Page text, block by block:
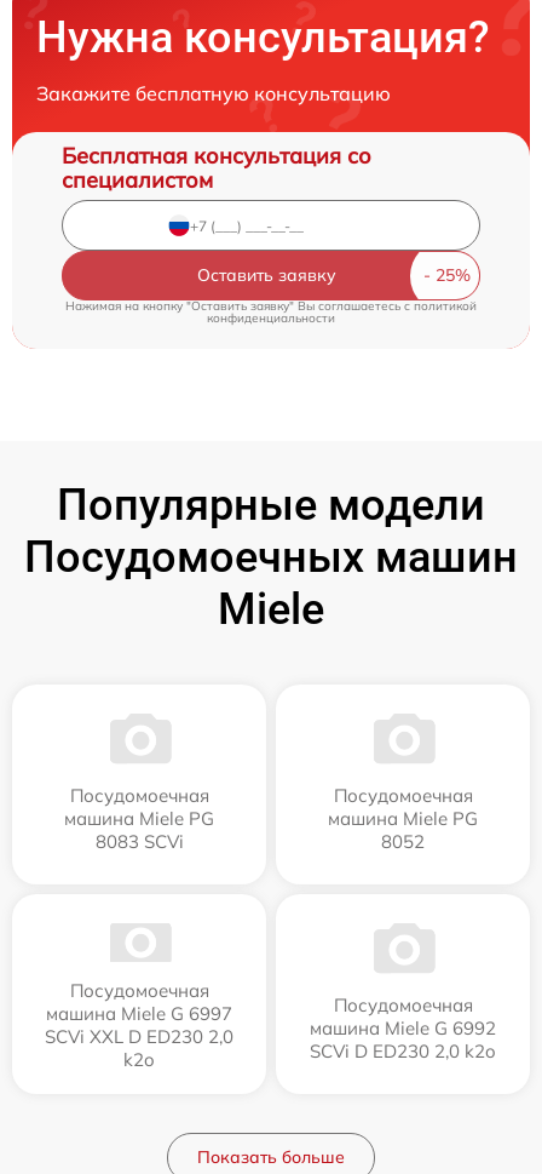
Нужна консультация?
Закажите бесплатную консультацию
Бесплатная консультация со
специалистом
Оставить заявку
Нажимая на кнопку "Оставить заявку" Вы соглашаетесь cполитикой
конфиденциальности
Популярные модели
Посудомоечных машин
Miele
Посудомоечная
машина Miele PG
8083 SCVi
Посудомоечная
машина Miele PG
8052
Посудомоечная
машина Miele G 6997
SCVi XXL D ED230 2,0
k2o
Посудомоечная
машина Miele G 6992
SCVi D ED230 2,0 k2o
Показать больше